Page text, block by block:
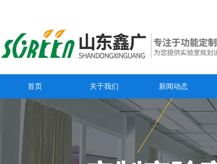
首页 关于我们 新闻动态